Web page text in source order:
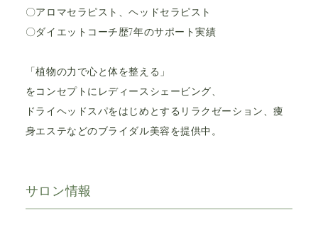
〇アロマセラピスト、ヘッドセラピスト
〇ダイエットコーチ歴7年のサポート実績
「植物の力で心と体を整える」
をコンセプトにレディースシェービング、
ドライヘッドスパをはじめとするリラクゼーション、痩
身エステなどのブライダル美容を提供中。
サロン情報